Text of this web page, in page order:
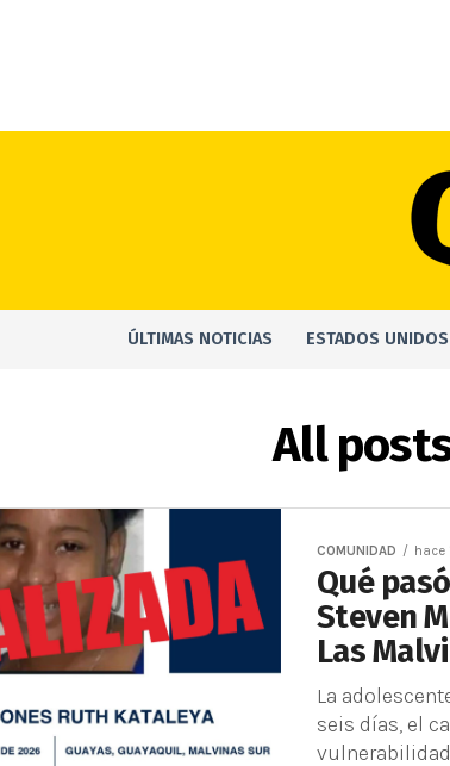
ÚLTIMAS NOTICIAS ESTADOS UNIDOS
All
COMUNIDAD hace
Qué
Steven
Las
La
seis días, el